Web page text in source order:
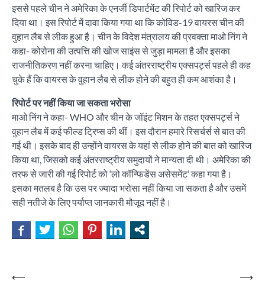
इससे पहले चीन ने अमेरिका के एनर्जी डिपार्टमेंट की रिपोर्ट को खारिज कर
दिया था। इस रिपोर्ट में दावा किया गया था कि कोविड-19 वायरस चीन की
वुहान लैब से लीक हुआ है। चीन के विदेश मंत्रालय की प्रवक्ता माओ निंग ने
कहा- कोरोना की उत्पत्ति की खोज साइंस से जुड़ा मामला है और इसका
राजनीतिकरण नहीं करना चाहिए। कई अंतरराष्ट्रीय एक्सपर्ट्स पहले ही कह
चुके हैं कि वायरस के वुहान लैब से लीक होने की बहुत ही कम आशंका है।
रिपोर्ट पर नहीं किया जा सकता भरोसा
माओ निंग ने कहा- WHO और चीन के जॉइंट मिशन के तहत एक्सपर्ट्स ने
वुहान लैब में कई फील्ड ट्रिप्स की थीं। इस दौरान हमारे रिसर्चर्स से बात की
गई थी। इसके बाद ही उन्होंने वायरस के यहां से लीक होने की बात को खारिज
किया था, जिसको कई अंतरराष्ट्रीय समुदायों ने मान्यता दी थी। अमेरिका की
तरफ से जारी की गई रिपोर्ट को ‘लो कॉन्फिडेंस असेसमेंट’ कहा गया है।
इसका मतलब है कि उस पर ज्यादा भरोसा नहीं किया जा सकता है और उसमें
सही नतीजे के लिए पर्याप्त जानकारी मौजूद नहीं है।
⟵
⟶